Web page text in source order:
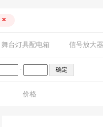
×
舞台灯具配电箱 信号放大器
-
价格